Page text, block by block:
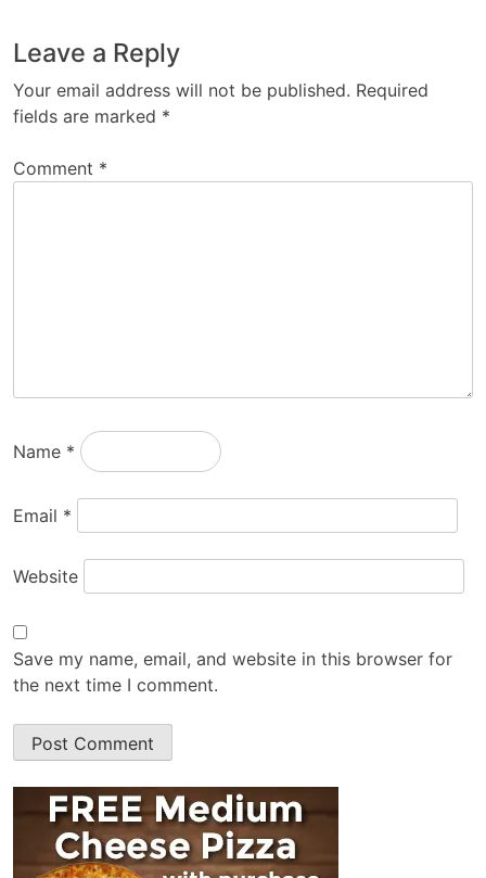
Leave a Reply
Your email address will not be published. Required
fields are marked *
Comment *
Name *
Email *
Website
Save my name, email, and website in this browser for
the next time I comment.